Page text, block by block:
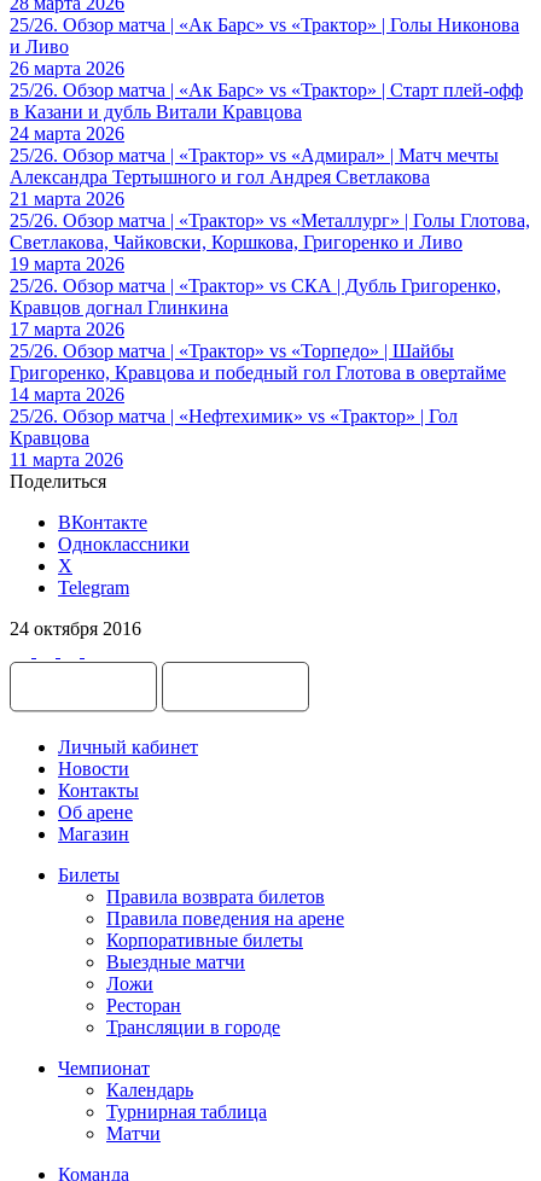
25/26. Обзор матча | «Ак Барс» vs «Трактор» | Голы Никонова
и Ливо
26 марта 2026
25/26. Обзор матча | «Ак Барс» vs «Трактор» | Старт плей-офф
в Казани и дубль Витали Кравцова
24 марта 2026
25/26. Обзор матча | «Трактор» vs «Адмирал» | Матч мечты
Александра Тертышного и гол Андрея Светлакова
21 марта 2026
25/26. Обзор матча | «Трактор» vs «Металлург» | Голы Глотова,
Светлакова, Чайковски, Коршкова, Григоренко и Ливо
19 марта 2026
25/26. Обзор матча | «Трактор» vs СКА | Дубль Григоренко,
Кравцов догнал Глинкина
17 марта 2026
25/26. Обзор матча | «Трактор» vs «Торпедо» | Шайбы
Григоренко, Кравцова и победный гол Глотова в овертайме
14 марта 2026
25/26. Обзор матча | «Нефтехимик» vs «Трактор» | Гол
Кравцова
11 марта 2026
Поделиться
ВКонтакте
Одноклассники
X
Telegram
24 октября 2016
Личный кабинет
Новости
Контакты
Об арене
Магазин
Билеты
Правила возврата билетов
Правила поведения на арене
Корпоративные билеты
Выездные матчи
Ложи
Ресторан
Трансляции в городе
Чемпионат
Календарь
Турнирная таблица
Матчи
Команда